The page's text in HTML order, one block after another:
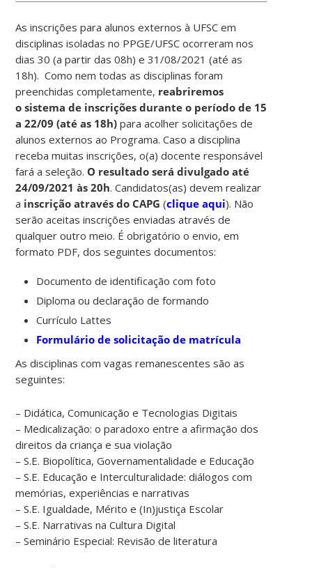
As inscrições para alunos externos à UFSC em
disciplinas isoladas no PPGE/UFSC ocorreram nos
dias 30 (a partir das 08h) e 31/08/2021 (até as
18h). Como nem todas as disciplinas foram
preenchidas completamente, reabriremos
o sistema de inscrições durante o período de 15
a 22/09 (até as 18h) para acolher solicitações de
alunos externos ao Programa. Caso a disciplina
receba muitas inscrições, o(a) docente responsável
fará a seleção. O resultado será divulgado até
24/09/2021 às 20h. Candidatos(as) devem realizar
a inscrição através do CAPG (clique aqui). Não
serão aceitas inscrições enviadas através de
qualquer outro meio. É obrigatório o envio, em
formato PDF, dos seguintes documentos:
Documento de identificação com foto
Diploma ou declaração de formando
Currículo Lattes
Formulário de solicitação de matrícula
As disciplinas com vagas remanescentes são as
seguintes:
– Didática, Comunicação e Tecnologias Digitais
– Medicalização: o paradoxo entre a afirmação dos
direitos da criança e sua violação
– S.E. Biopolítica, Governamentalidade e Educação
– S.E. Educação e Interculturalidade: diálogos com
memórias, experiências e narrativas
– S.E. Igualdade, Mérito e (In)justiça Escolar
– S.E. Narrativas na Cultura Digital
– Seminário Especial: Revisão de literatura